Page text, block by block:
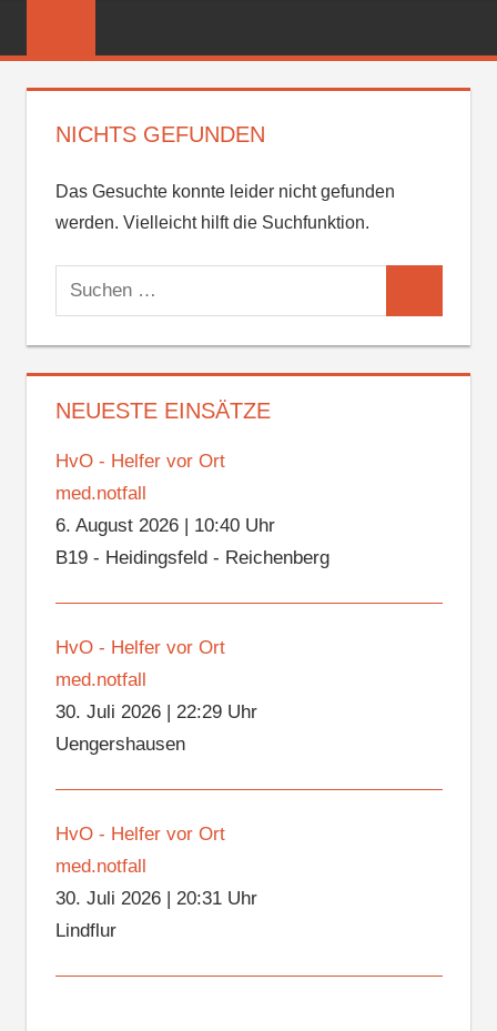
FEUERWEHR
NICHTS GEFUNDEN
Das Gesuchte konnte leider nicht gefunden
werden. Vielleicht hilft die Suchfunktion.
Suchen
NEUESTE EINSÄTZE
HvO - Helfer vor Ort
med.notfall
6. August 2026| 10:40 Uhr
B19 - Heidingsfeld - Reichenberg
HvO - Helfer vor Ort
med.notfall
30. Juli 2026| 22:29 Uhr
Uengershausen
HvO - Helfer vor Ort
med.notfall
30. Juli 2026| 20:31 Uhr
Lindflur